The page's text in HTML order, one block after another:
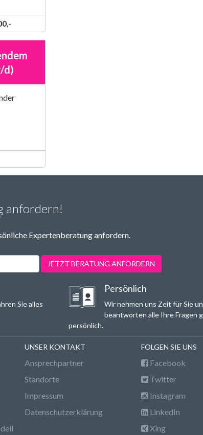
d)
anfordern!
Expertenberatung anfordern.
JETZT BERATUNG ANFORDERN
Sie alles
Persönlich
Wir nehmen uns Zeit für Sie
beantworten alle Ihre Fragen
persönlich.
UNSER KONTAKT
Ansprechpartner
Standorte
Impressum
Datenschutzerklärung
FOLGEN SIE UNS
Facebook
Twitter
Instagram
LinkedIn
Xing